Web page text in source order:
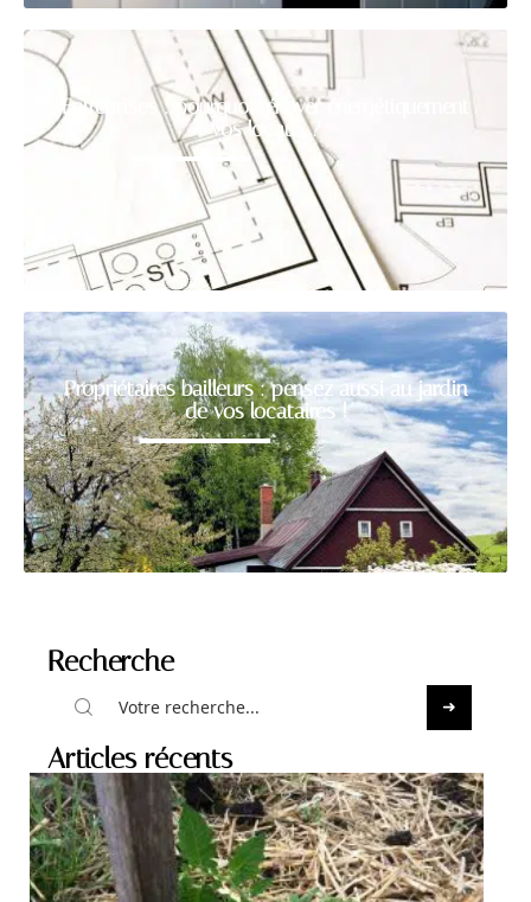
Entreprises : pourquoi rénover énergétiquement
vos locaux ?
Propriétaires bailleurs : pensez aussi au jardin
de vos locataires !
Recherche
Articles récents